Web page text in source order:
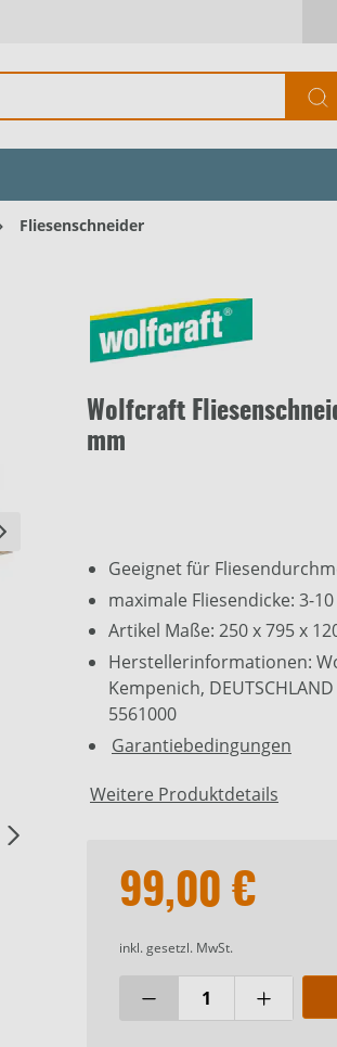
Fliesenschneider
Wolfcraft
mm
Geeignet für
maximale Fliesendicke: 3-
Artikel Maße: 250 x 795 x
Herstellerinformationen:
Kempenich,
5561000
Garantiebedingungen
Weitere Produktdetails
99,00 €
inkl. gesetzl. MwSt.